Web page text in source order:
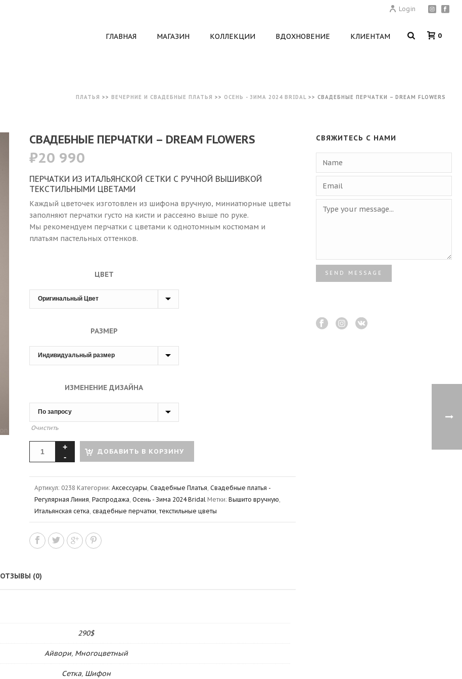
Login
ГЛАВНАЯ МАГАЗИН КОЛЛЕКЦИИ ВДОХНОВЕНИЕ КЛИЕНТАМ 0
ПЛАТЬЯ >> ВЕЧЕРНИЕ И СВАДЕБНЫЕ ПЛАТЬЯ >> ОСЕНЬ - ЗИМА 2024 BRIDAL >> СВАДЕБНЫЕ ПЕРЧАТКИ – DREAM FLOWERS
СВАДЕБНЫЕ ПЕРЧАТКИ – DREAM FLOWERS
₽20 990
ПЕРЧАТКИ ИЗ ИТАЛЬЯНСКОЙ СЕТКИ С РУЧНОЙ ВЫШИВКОЙ
ТЕКСТИЛЬНЫМИ ЦВЕТАМИ
Каждый цветочек изготовлен из шифона вручную, миниатюрные цветы
заполняют перчатки густо на кисти и рассеяно выше по руке.
Мы рекомендуем перчатки с цветами к однотомным костюмам и
платьям пастельных оттенков.
ЦВЕТ
РАЗМЕР
ИЗМЕНЕНИЕ ДИЗАЙНА
Очистить
ДОБАВИТЬ В КОРЗИНУ
Артикул: 0238 Категории: Аксессуары, Свадебные Платья, Свадебные платья -
Регулярная Линия, Распродажа, Осень - Зима 2024 Bridal Метки: Вышито вручную,
Итальянская сетка, свадебные перчатки, текстильные цветы
ОТЗЫВЫ (0)
290$
Айвори, Многоцветный
Сетка, Шифон
СВЯЖИТЕСЬ С НАМИ
SEND MESSAGE